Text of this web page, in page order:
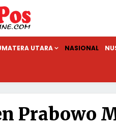
UTARA NASIONAL
Prabowo